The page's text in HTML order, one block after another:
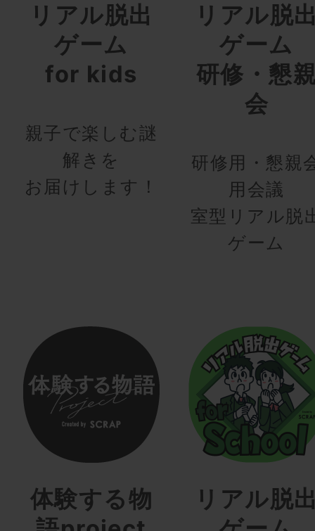
リアル脱出
ゲーム
for kids
親子で楽しむ謎
解きを
お届けします！
リアル脱
ゲーム
研修・懇
会
研修用・懇親
用会議
室型リアル脱
ゲーム
体験する物
リアル脱